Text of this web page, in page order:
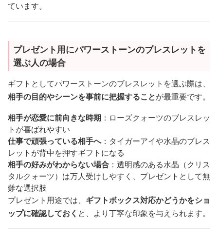
ています。
プレゼント用にパワーストーンのブレスレットを
選ぶ人の場合
ギフトとしてパワーストーンのブレスレットを選ぶ際は、
相手の目的やシーンを事前に把握することが最重要です。
相手が恋愛に前向きな時期 ：ローズクォーツのブレスレッ
トが喜ばれやすい
仕事で頑張っている相手へ：タイガーアイや水晶のブレス
レットが背中を押すギフトになる
相手の好みがわからない場合 ：透明感のある水晶（クリス
タルクォーツ）は万人受けしやすく、プレゼントとして無
難な選択肢
プレゼント用途では、 ギフトボックス対応かどうかをショ
ップに確認しておく と、より丁寧な印象を与えられます。